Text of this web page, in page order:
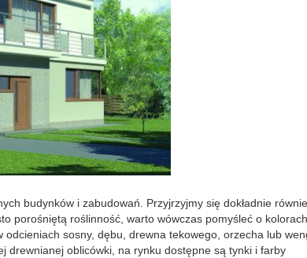
budynków i zabudowań. Przyjrzyjmy się dokładnie
porośniętą roślinność, warto wówczas pomyśleć o kolorach
sosny, dębu, drewna tekowego, orzecha lub
drewnianej oblicówki, na rynku dostępne są tynki i farby